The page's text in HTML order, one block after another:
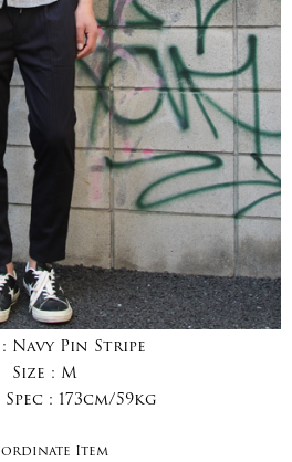
Navy Pin Stripe
Size : M
: 173cm/59kg
Item